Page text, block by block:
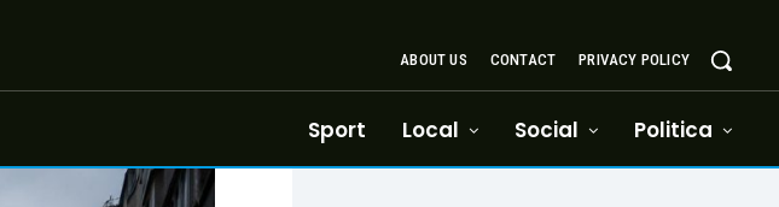
ABOUT US CONTACT PRIVACY POLICY
Sport Local Social Politica